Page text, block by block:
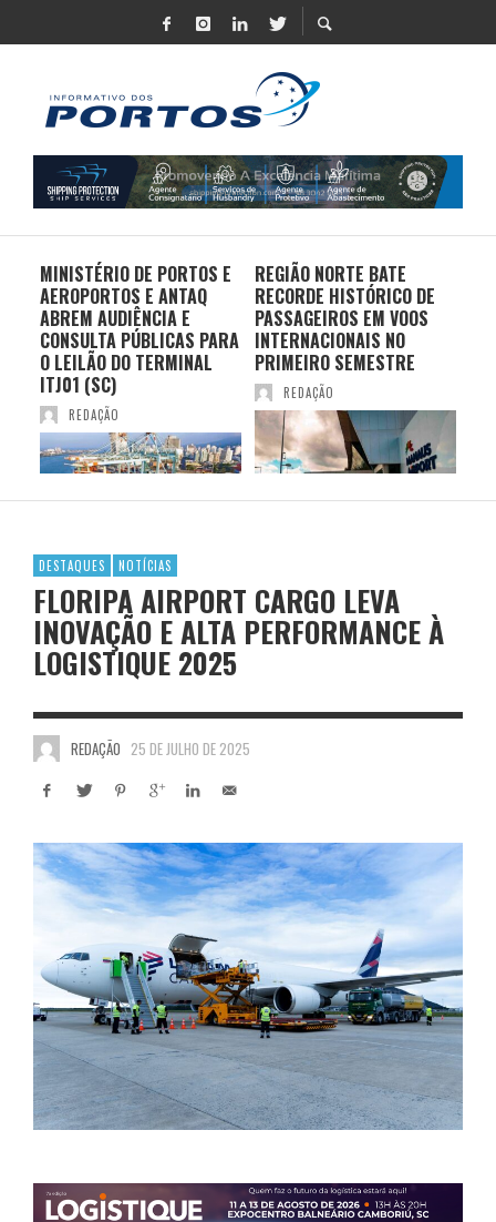
MINISTÉRIO DE PORTOS E
AEROPORTOS E ANTAQ
ABREM AUDIÊNCIA E
CONSULTA PÚBLICAS PARA
O LEILÃO DO TERMINAL
ITJ01 (SC)
REDAÇÃO
REGIÃO NORTE BATE
RECORDE HISTÓRICO DE
PASSAGEIROS EM VOOS
INTERNACIONAIS NO
PRIMEIRO SEMESTRE
REDAÇÃO
DESTAQUES NOTÍCIAS
FLORIPA AIRPORT CARGO LEVA
INOVAÇÃO E ALTA PERFORMANCE À
LOGISTIQUE 2025
REDAÇÃO 25 DE JULHO DE 2025